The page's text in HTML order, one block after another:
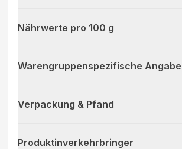
Nährwerte pro 100 g
Warengruppenspezifische
Verpackung & Pfand
Produktinverkehrbringer